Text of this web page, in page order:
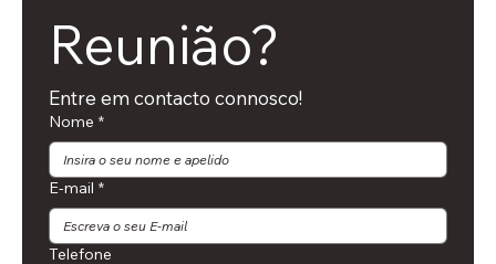
Reunião?
Entre em contacto connosco!
Nome *
E-mail *
Telefone